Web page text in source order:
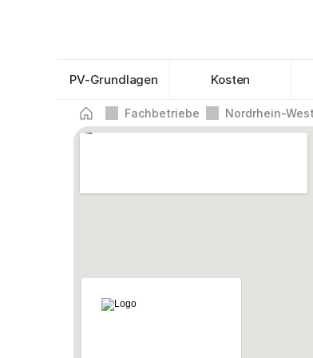
PV-Grundlagen Kosten
Fachbetriebe Nordrhein-